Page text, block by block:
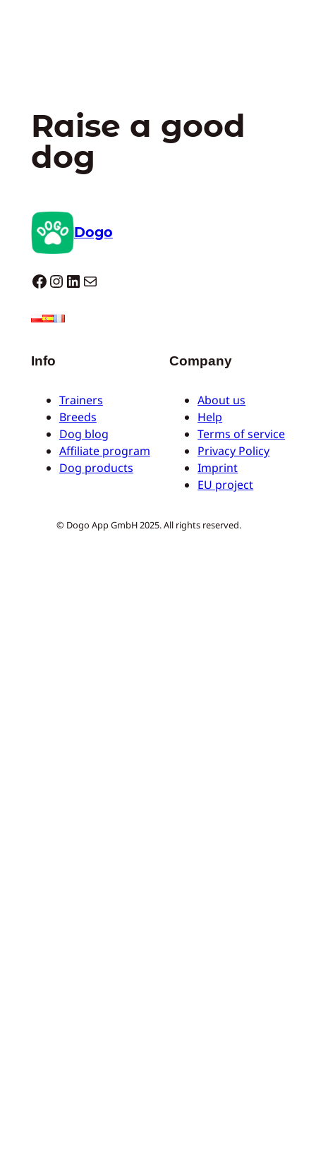
Raise a good
dog
Dogo
Dogo facebook InstagramLinkedIn E-mail
Info
Trainers
Breeds
Dog blog
Affiliate program
Dog products
Company
About us
Help
Terms of service
Privacy Policy
Imprint
EU project
© Dogo App GmbH 2025. All rights reserved.